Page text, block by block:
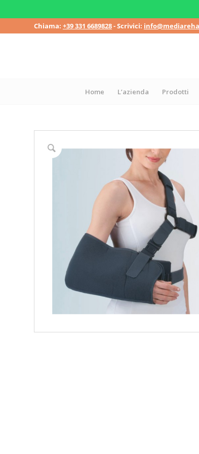
Chiama: +39 331 6689828- Scrivici:
Home L’azienda Prodotti